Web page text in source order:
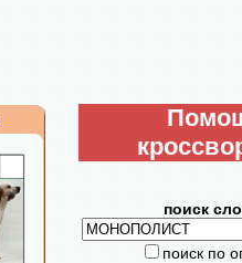
поиск
поиск по